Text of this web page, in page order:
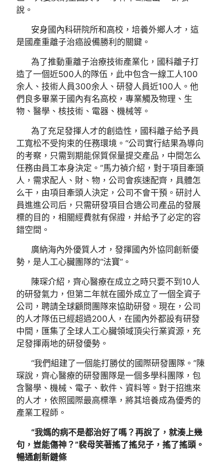
說。
安身國內科研院所和高校，培養外鄉人才，這
是國產重離子治癌設備勝利的關鍵。
為了推動重離子治療技術產業化，國科離子打
造了一個近500人的隊伍，此中包含一線工人100
余人、技術人員300余人、研發人員近100人。他
們良多畢業于國內有名高校，專業觸及物理、生
物、醫學、核技術、電器、機械等。
為了充足發揮人才的創造性，國科離子給予員
工寬松不受拘束的任務環境。“公司實行結果為導向
的考察，只需到期能保質保量提交產品，中間怎么
任務由員工本身決定。”馬力禎介紹，對于項目牽頭
人，需求配人、財、物，公司會疾速配齊，具體怎
么干，由項目牽頭人決定，公司不會干預。研討人
員進進公司后，只需研發項目合適公司產品的發展
標的目的，相關經費就有保證，并給予了必定的容
錯空間。
廣納海內外優質人才，發揮國內外協同創新優
勢，是人工心臟團隊的“法寶”。
陳琛介紹，齊心醫療在成立之時只要不到10人
的研發氣力，但第二年就在國外成立了一個全資子
公司，聘請全球顧問團隊來協助研發。現在，公司
的人才隊伍已經超過200人，在國內外都設有研發
中間，匯集了全球人工心臟領域頂尖行業資源，充
足發揮兩地的研發優勢。
“我們組建了一個能打勝仗的國際研發團隊。”陳
琛說，齊心醫療的研發團隊是一個多學科團隊，包
含醫學、機械、電子、軟件、資料等。對于招進來
的人才，依照國際最高標準，將其培養成為優秀的
產業工程師。
“我媽的病不是都治好了嗎？再說了，就湊上幾
句，豈能傷神？”裴母笑著搖了搖兒子，搖了搖頭。
暢通創新鏈條